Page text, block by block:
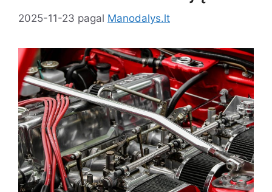
2025-11-23 pagal Manodalys.lt